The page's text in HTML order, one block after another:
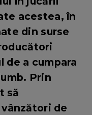
acestea, în
din surse
a cumpara
Prin
să
de